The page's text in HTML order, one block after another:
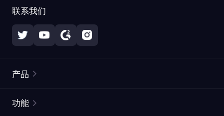
联系我们
产品
功能